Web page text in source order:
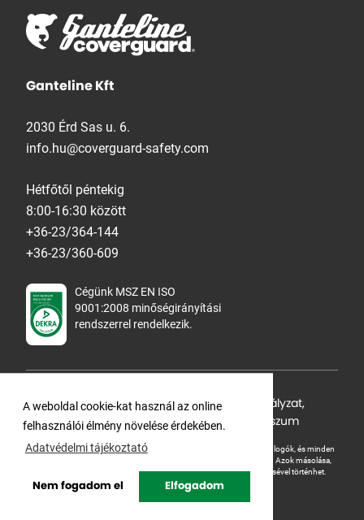
A weboldal cookie-kat használ az online
felhasználói élmény növelése érdekében.
Adatvédelmi tájékoztató
Nem fogadom el Elfogadom
Ganteline Kft
2030 Érd Sas u. 6.
info.hu@coverguard-safety.com
Hétfőtől péntekig
8:00-16:30 között
+36-23/364-144
+36-23/360-609
Cégünk MSZ EN ISO
9001:2008 minőségirányítási
rendszerrel rendelkezik.
Adatvédelmi tájékoztató,Cookie Szabályzat,
Felhasználási feltételek,ÁSZF Impresszum
A Ganteline Kft jelen honlapja szerzői jog által védett. A leírások, fotók, logók, és minden
Azok másolása,
üzleti célú felhasználása kizárólag a jog tulajdonosának beleegyezésével történhet.
Copyright © Ganteline. All rights reserved.